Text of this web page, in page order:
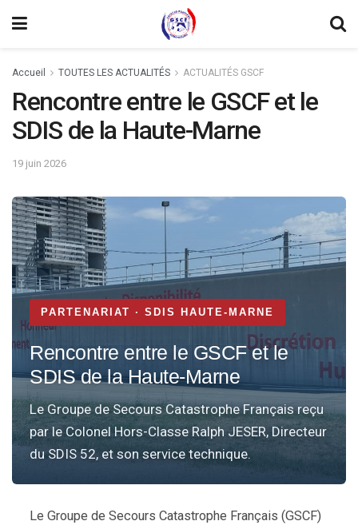
Accueil TOUTES LES ACTUALITÉS ACTUALITÉS GSCF
Rencontre entre le GSCF et le
SDIS de la Haute-Marne
19 juin 2026
PARTENARIAT · SDIS HAUTE-MARNE
Rencontre entre le GSCF et le
SDIS de la Haute-Marne
Le Groupe de Secours Catastrophe Français reçu
par le Colonel Hors-Classe Ralph JESER, Directeur
du SDIS 52, et son service technique.
Le Groupe de Secours Catastrophe Français (GSCF)